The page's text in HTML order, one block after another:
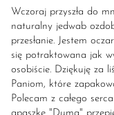
Wczoraj przyszła do
naturalny jedwab
przesłanie. Jestem
się potraktowana jak
osobiście. Dziękuję za
Paniom, które
Polecam z całego